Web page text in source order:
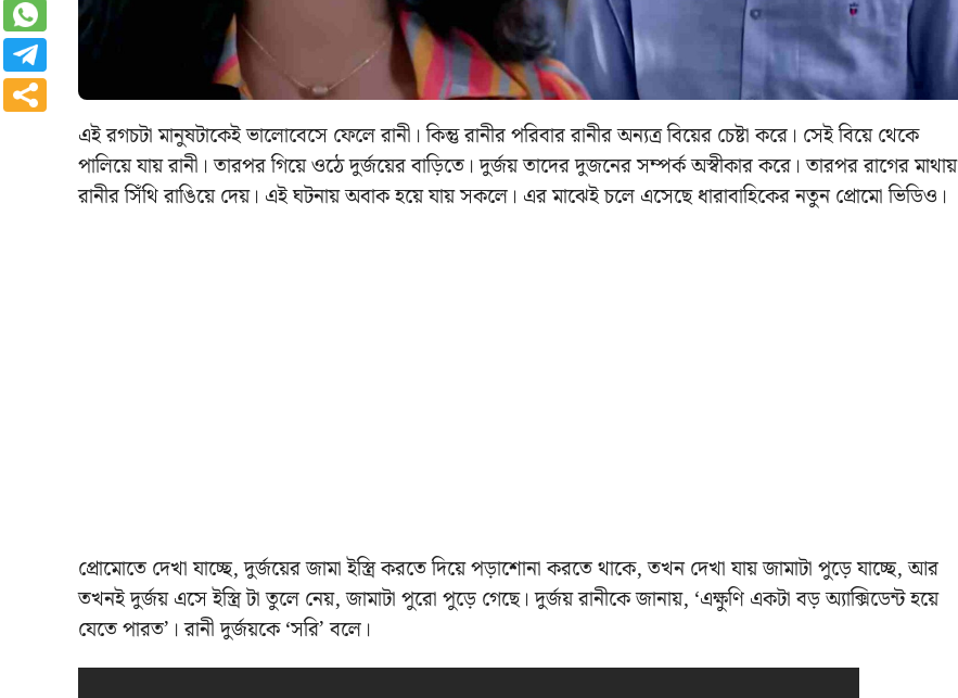
এই রগচটা মানুষটাকেই ভালোবেসে ফেলে রানী। কিন্তু রানীর পরিবার রানীর অন্যত্র বিয়ের চেষ্টা করে। সেই বিয়ে থেকে
পালিয়ে যায় রানী। তারপর গিয়ে ওঠে দুর্জয়ের বাড়িতে। দুর্জয় তাদের দুজনের সম্পর্ক অস্বীকার করে। তারপর রাগের মাথায়
রানীর সিঁথি রাঙিয়ে দেয়। এই ঘটনায় অবাক হয়ে যায় সকলে। এর মাঝেই চলে এসেছে ধারাবাহিকের নতুন প্রোমো ভিডিও।
প্রোমোতে দেখা যাচ্ছে, দুর্জয়ের জামা ইস্ত্রি করতে দিয়ে পড়াশোনা করতে থাকে, তখন দেখা যায় জামাটা পুড়ে যাচ্ছে, আর
তখনই দুর্জয় এসে ইস্ত্রি টা তুলে নেয়, জামাটা পুরো পুড়ে গেছে। দুর্জয় রানীকে জানায়, ‘এক্ষুণি একটা বড় অ্যাক্সিডেন্ট হয়ে
যেতে পারত’। রানী দুর্জয়কে ‘সরি’ বলে।